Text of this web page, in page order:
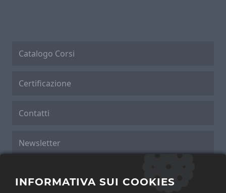
Catalogo Corsi
Certificazione
Contatti
Newsletter
INFORMATIVA SUI COOKIES